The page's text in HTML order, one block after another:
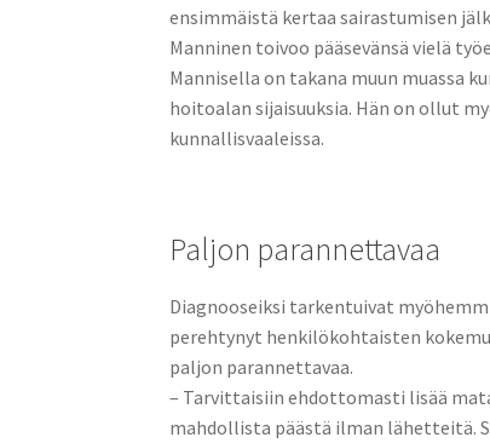
ensimmäistä kertaa sairastumisen
Manninen toivoo pääsevänsä vielä
Mannisella on takana muun muassa
hoitoalan sijaisuuksia. Hän on ollut
kunnallisvaaleissa.
Paljon parannettavaa
Diagnooseiksi tarkentuivat
perehtynyt henkilökohtaisten
paljon parannettavaa.
– Tarvittaisiin ehdottomasti lisää
mahdollista päästä ilman lähetteitä.